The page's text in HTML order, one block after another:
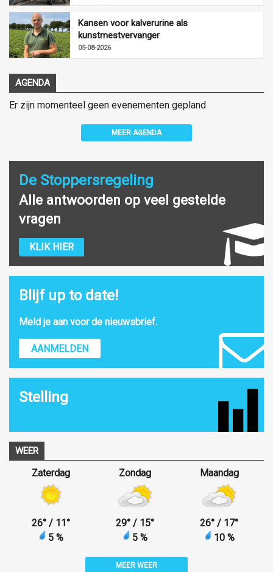
Kansen voor kalverurine als
kunstmestvervanger
05-08-2026
AGENDA
Er zijn momenteel geen evenementen gepland
MEER AGENDA
De Stoppersregeling
Alle antwoorden op veel gestelde
vragen
KLIK HIER
Blijf up to date!
Meld je aan voor de nieuwsbrief.
AANMELDEN
Stelling
WEER
Zaterdag
26° / 11°
5 %
Zondag
29° / 15°
5 %
Maandag
26° / 17°
10 %
MEER WEER